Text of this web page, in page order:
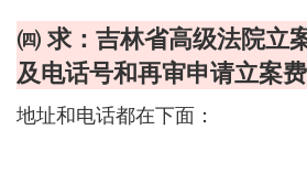
㈣ 求：吉林省高级法院立
及电话号和再审申请立案
地址和电话都在下面：